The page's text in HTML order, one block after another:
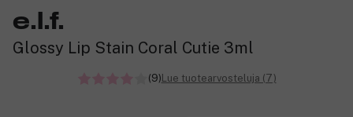
e.l.f.
Glossy Lip Stain Coral Cutie 3ml
(9)Lue tuotearvosteluja (7)